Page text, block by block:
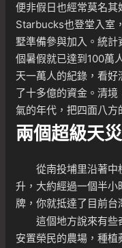
便非假日也經常莫名
Starbucks也登堂入室
墅準備參與加入。統
個暑假就已達到100萬
天一萬人的紀錄，看好
了十多億的資金。清
氣的年代，把四面八方
兩個超級天
從南投埔里沿著中
升，大約經過一個半
牌，你就抵達了目前
這個地方說來有些
安置榮民的農場，種